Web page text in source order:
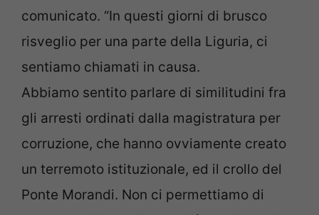
comunicato. “In questi giorni di brusco
risveglio per una parte della Liguria, ci
sentiamo chiamati in causa.
Abbiamo sentito parlare di similitudini fra
gli arresti ordinati dalla magistratura per
corruzione, che hanno ovviamente creato
un terremoto istituzionale, ed il crollo del
Ponte Morandi. Non ci permettiamo di